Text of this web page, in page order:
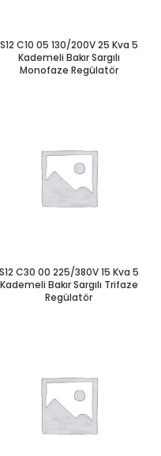
S12 C10 05 130/200V 25 Kva 5
Kademeli Bakır Sargılı
Monofaze Regülatör
S12 C30 00 225/380V 15 Kva 5
Kademeli Bakır Sargılı Trifaze
Regülatör